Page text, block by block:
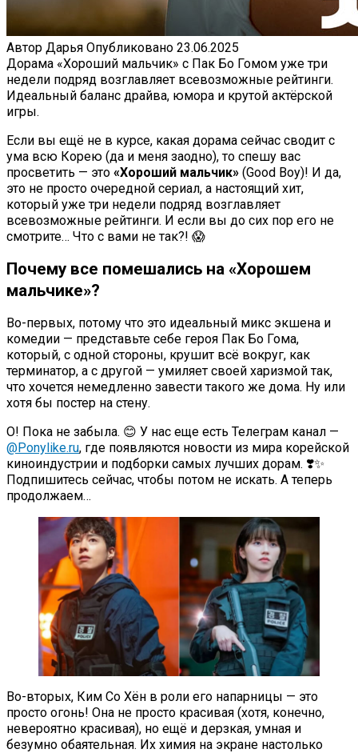
Автор Дарья Опубликовано 23.06.2025
Дорама «Хороший мальчик» с Пак Бо Гомом уже три
недели подряд возглавляет всевозможные рейтинги.
Идеальный баланс драйва, юмора и крутой актёрской
игры.
Если вы ещё не в курсе, какая дорама сейчас сводит с
ума всю Корею (да и меня заодно), то спешу вас
просветить — это «Хороший мальчик» (Good Boy)! И да,
это не просто очередной сериал, а настоящий хит,
который уже три недели подряд возглавляет
всевозможные рейтинги. И если вы до сих пор его не
смотрите… Что с вами не так?! 😱
Почему все помешались на «Хорошем
мальчике»?
Во-первых, потому что это идеальный микс экшена и
комедии — представьте себе героя Пак Бо Гома,
который, с одной стороны, крушит всё вокруг, как
терминатор, а с другой — умиляет своей харизмой так,
что хочется немедленно завести такого же дома. Ну или
хотя бы постер на стену.
О! Пока не забыла. 😊 У нас еще есть Телеграм канал —
@Ponylike.ru, где появляются новости из мира корейской
киноиндустрии и подборки самых лучших дорам. ❣️✨
Подпишитесь сейчас, чтобы потом не искать. А теперь
продолжаем…
Во-вторых, Ким Со Хён в роли его напарницы — это
просто огонь! Она не просто красивая (хотя, конечно,
невероятно красивая), но ещё и дерзкая, умная и
безумно обаятельная. Их химия на экране настолько